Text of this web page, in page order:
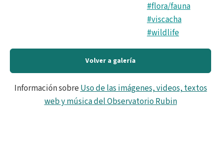
#flora/fauna
#viscacha
#wildlife
Volver a galería
Información sobreUso de las imágenes, videos, textos
web y música del Observatorio Rubin